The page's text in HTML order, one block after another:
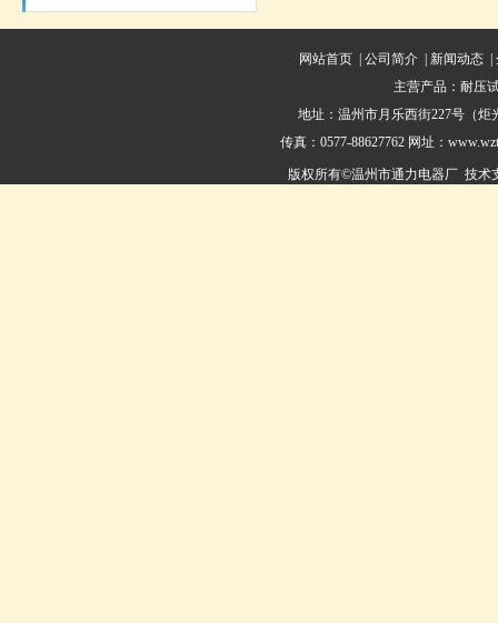
网站首页| 公司简介| 新闻动态|
主营产品： 耐压
地址：温州市月乐西街227号（炬
传真：0577-88627762 网址：
版权所有©温州市通力电器厂 技术